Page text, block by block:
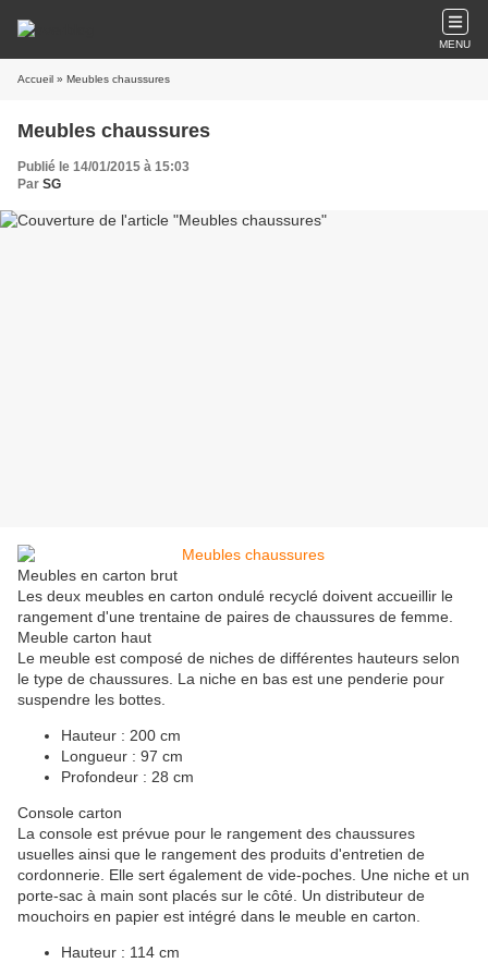
MENU
Accueil » Meubles chaussures
Meubles chaussures
Publié le 14/01/2015 à 15:03
Par SG
Meubles en carton brut
Les deux meubles en carton ondulé recyclé doivent accueillir le
rangement d'une trentaine de paires de chaussures de femme.
Meuble carton haut
Le meuble est composé de niches de différentes hauteurs selon
le type de chaussures. La niche en bas est une penderie pour
suspendre les bottes.
Hauteur : 200 cm
Longueur : 97 cm
Profondeur : 28 cm
Console carton
La console est prévue pour le rangement des chaussures
usuelles ainsi que le rangement des produits d'entretien de
cordonnerie. Elle sert également de vide-poches. Une niche et un
porte-sac à main sont placés sur le côté. Un distributeur de
mouchoirs en papier est intégré dans le meuble en carton.
Hauteur : 114 cm